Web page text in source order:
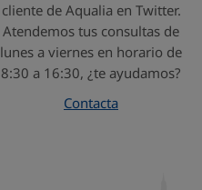
cliente de Aqualia en Twitter.
Atendemos tus consultas de
lunes a viernes en horario de
8:30 a 16:30, ¿te ayudamos?
Contacta